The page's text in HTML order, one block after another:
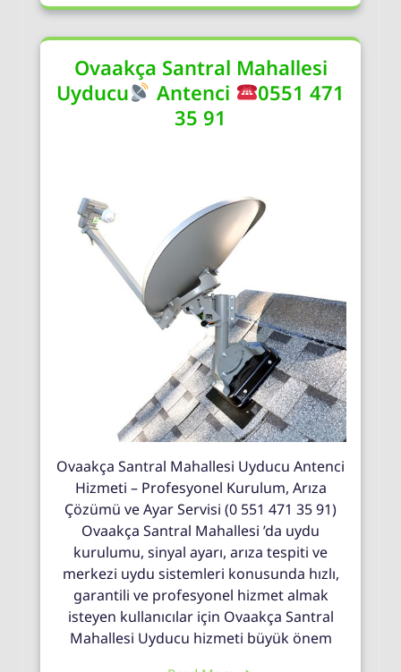
Ovaakça Santral Mahallesi
Uyducu
Antenci
0551 471
35 91
Ovaakça Santral Mahallesi Uyducu Antenci
Hizmeti – Profesyonel Kurulum, Arıza
Çözümü ve Ayar Servisi (0 551 471 35 91)
Ovaakça Santral Mahallesi ’da uydu
kurulumu, sinyal ayarı, arıza tespiti ve
merkezi uydu sistemleri konusunda hızlı,
garantili ve profesyonel hizmet almak
isteyen kullanıcılar için Ovaakça Santral
Mahallesi Uyducu hizmeti büyük önem